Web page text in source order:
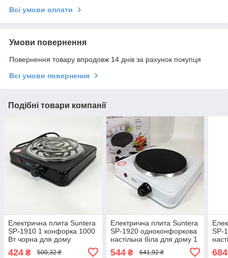
Всі умови оплати
Умови повернення
Повернення товару впродовж 14 днів за рахунок покупця
Всі умови повернення
Подібні товари компанії
Електрична плита Suntera
SP-1910 1 конфорка 1000
Вт чорна для дому
424 ₴ 500,32 ₴
Електрична плита Suntera
SP-1920 одноконфоркова
настільна біла для дому 1
544₴ 641,92 ₴
SP-
684